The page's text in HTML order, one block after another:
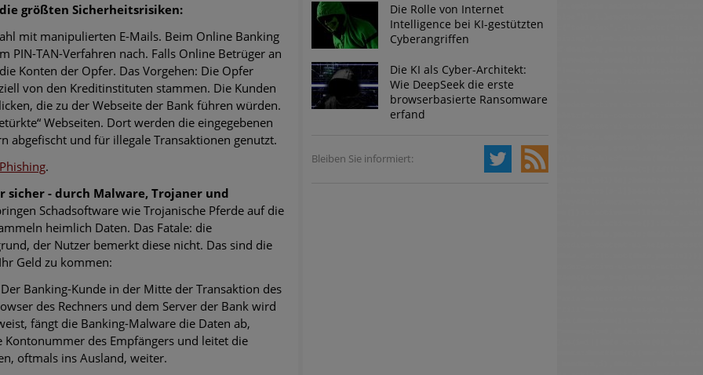
größten Sicherheitsrisiken:
mit manipulierten E-Mails. Beim Online Banking
PIN-TAN-Verfahren nach. Falls Online Betrüger an
Konten der Opfer. Das Vorgehen: Die Opfer
von den Kreditinstituten stammen. Die Kunden
die zu der Webseite der Bank führen würden.
Webseiten. Dort werden die eingegebenen
abgefischt und für illegale Transaktionen genutzt.
.
sicher - durch Malware, Trojaner und
Schadsoftware wie Trojanische Pferde auf die
heimlich Daten. Das Fatale: die
der Nutzer bemerkt diese nicht. Das sind die
Geld zu kommen:
Banking-Kunde in der Mitte der Transaktion des
des Rechners und dem Server der Bank wird
fängt die Banking-Malware die Daten ab,
des Empfängers und leitet die
oftmals ins Ausland, weiter.
Die Rolle von Internet
Intelligence bei KI-gestützten
Cyberangriffen
Die KI als Cyber-Architekt:
Wie DeepSeek die erste
browserbasierte Ransomware
erfand
Bleiben Sie informiert: